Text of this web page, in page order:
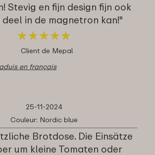
Stevig en fijn design fijn ook
in de magnetron kan!"
★★★★★
★★★★★
Client de Mepal
en français
25-11-2024
Couleur: Nordic blue
Brotdose. Die Einsätze
um kleine Tomaten oder